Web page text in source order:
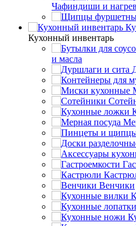
Чафиндиши и
Кухонный инвентарь
и масла
Венчики